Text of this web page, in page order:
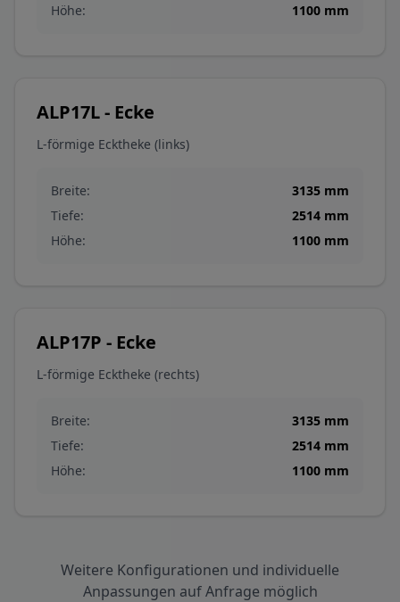
Höhe:
1100 mm
ALP17L - Ecke
L-förmige Ecktheke (links)
Breite: 3135 mm
Tiefe:
2514 mm
Höhe:
1100 mm
ALP17P - Ecke
L-förmige Ecktheke (rechts)
Breite: 3135 mm
Tiefe:
2514 mm
Höhe:
1100 mm
Weitere Konfigurationen und individuelle
Anpassungen auf Anfrage möglich